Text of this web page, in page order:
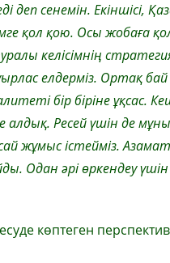
сенемін. Екіншісі,
қою. Осы жобаға
келісімнің
елдерміз. Ортақ
бір біріне ұқсас.
Ресей үшін де
жұмыс істейміз.
Одан әрі өркендеу үшін
көптеген